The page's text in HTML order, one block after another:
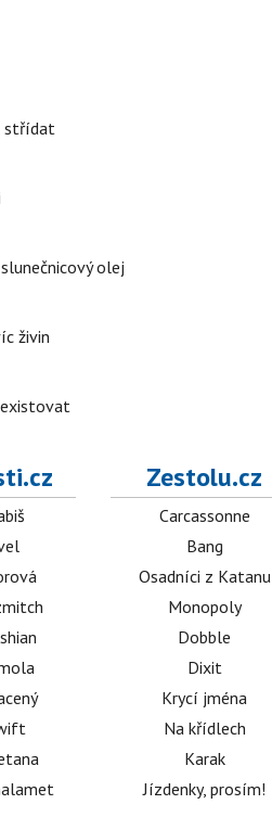
střídat
olej
živin
existovat
Zestolu.cz
Carcassonne
Bang
Osadníci z Katanu
Monopoly
Dobble
Dixit
Krycí jména
Na křídlech
Karak
Jízdenky, prosím!